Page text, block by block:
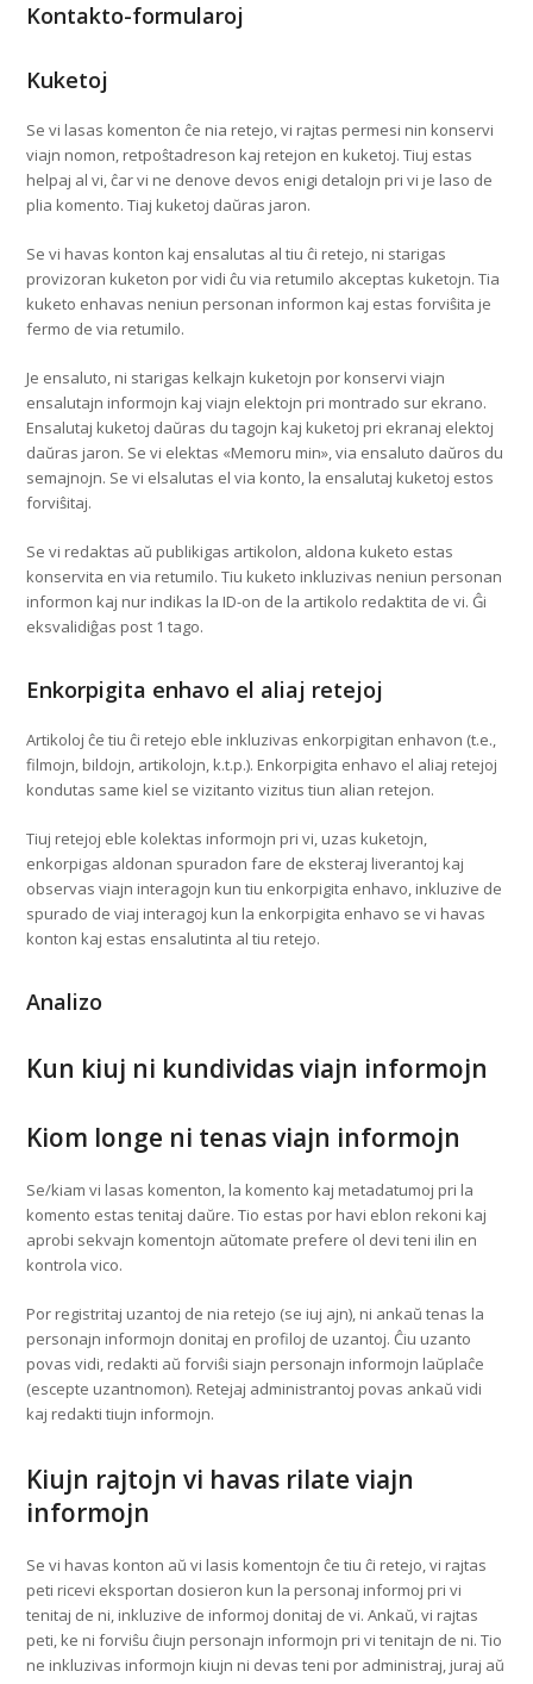
Kontakto-formularoj
Kuketoj
Se vi lasas komenton ĉe nia retejo, vi rajtas permesi nin konservi
viajn nomon, retpoŝtadreson kaj retejon en kuketoj. Tiuj estas
helpaj al vi, ĉar vi ne denove devos enigi detalojn pri vi je laso de
plia komento. Tiaj kuketoj daŭras jaron.
Se vi havas konton kaj ensalutas al tiu ĉi retejo, ni starigas
provizoran kuketon por vidi ĉu via retumilo akceptas kuketojn. Tia
kuketo enhavas neniun personan informon kaj estas forviŝita je
fermo de via retumilo.
Je ensaluto, ni starigas kelkajn kuketojn por konservi viajn
ensalutajn informojn kaj viajn elektojn pri montrado sur ekrano.
Ensalutaj kuketoj daŭras du tagojn kaj kuketoj pri ekranaj elektoj
daŭras jaron. Se vi elektas «Memoru min», via ensaluto daŭros du
semajnojn. Se vi elsalutas el via konto, la ensalutaj kuketoj estos
forviŝitaj.
Se vi redaktas aŭ publikigas artikolon, aldona kuketo estas
konservita en via retumilo. Tiu kuketo inkluzivas neniun personan
informon kaj nur indikas la ID-on de la artikolo redaktita de vi. Ĝi
eksvalidiĝas post 1 tago.
Enkorpigita enhavo el aliaj retejoj
Artikoloj ĉe tiu ĉi retejo eble inkluzivas enkorpigitan enhavon (t.e.,
filmojn, bildojn, artikolojn, k.t.p.). Enkorpigita enhavo el aliaj retejoj
kondutas same kiel se vizitanto vizitus tiun alian retejon.
Tiuj retejoj eble kolektas informojn pri vi, uzas kuketojn,
enkorpigas aldonan spuradon fare de eksteraj liverantoj kaj
observas viajn interagojn kun tiu enkorpigita enhavo, inkluzive de
spurado de viaj interagoj kun la enkorpigita enhavo se vi havas
konton kaj estas ensalutinta al tiu retejo.
Analizo
Kun kiuj ni kundividas viajn informojn
Kiom longe ni tenas viajn informojn
Se/kiam vi lasas komenton, la komento kaj metadatumoj pri la
komento estas tenitaj daŭre. Tio estas por havi eblon rekoni kaj
aprobi sekvajn komentojn aŭtomate prefere ol devi teni ilin en
kontrola vico.
Por registritaj uzantoj de nia retejo (se iuj ajn), ni ankaŭ tenas la
personajn informojn donitaj en profiloj de uzantoj. Ĉiu uzanto
povas vidi, redakti aŭ forviŝi siajn personajn informojn laŭplaĉe
(escepte uzantnomon). Retejaj administrantoj povas ankaŭ vidi
kaj redakti tiujn informojn.
Kiujn rajtojn vi havas rilate viajn
informojn
Se vi havas konton aŭ vi lasis komentojn ĉe tiu ĉi retejo, vi rajtas
peti ricevi eksportan dosieron kun la personaj informoj pri vi
tenitaj de ni, inkluzive de informoj donitaj de vi. Ankaŭ, vi rajtas
peti, ke ni forviŝu ĉiujn personajn informojn pri vi tenitajn de ni. Tio
ne inkluzivas informojn kiujn ni devas teni por administraj, juraj aŭ